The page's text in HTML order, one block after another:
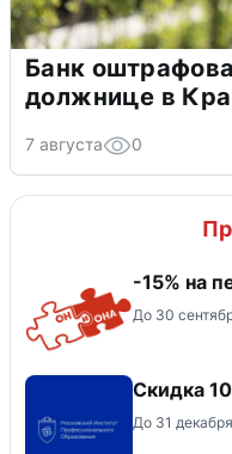
Банк
должнице в
7 августа 0
-15% на
До 30
Скидка
До 31